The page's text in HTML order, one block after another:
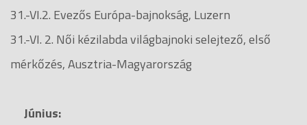
31.-VI.2. Evezős Európa-bajnokság, Luzern
31.-VI. 2. Női kézilabda világbajnoki selejtező, első
mérkőzés, Ausztria-Magyarország
Június: